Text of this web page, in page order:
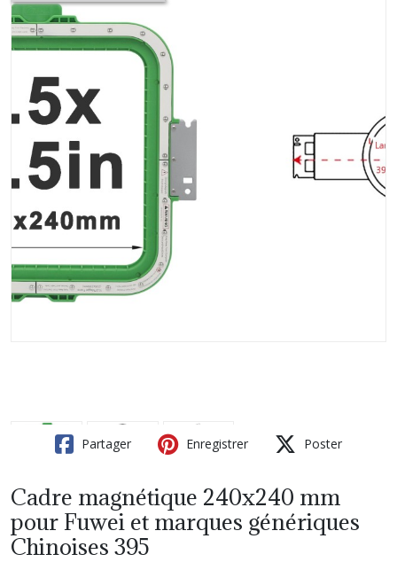
Partager Enregistrer Poster
Cadre magnétique 240x240 mm
pour Fuwei et marques génériques
Chinoises 395